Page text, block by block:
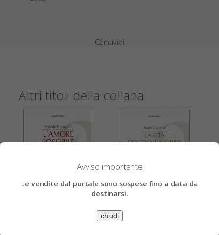
Condividi
Altri titoli della collana
Avviso importante
Le vendite dal portale sono sospese fino a data da
destinarsi.
chiudi